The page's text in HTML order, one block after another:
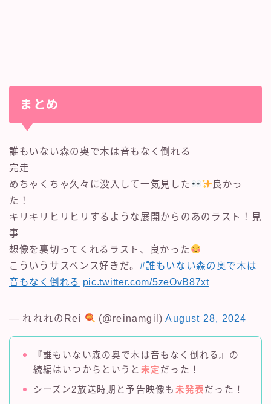
まとめ
誰もいない森の奥で木は音もなく倒れる
完走
めちゃくちゃ久々に没入して一気見した
良かっ
た！
キリキリヒリヒリするような展開からのあのラスト！見
事
想像を裏切ってくれるラスト、良かった
こういうサスペンス好きだ。#誰もいない森の奥で木は
音もなく倒れる pic.twitter.com/5zeOvB87xt
— れれれのRei (@reinamgil)August 28, 2024
『誰もいない森の奥で木は音もなく倒れる』の
続編はいつからというと 未定だった！
シーズン2放送時期と予告映像も 未発表だった！